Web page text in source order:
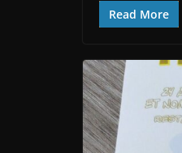
Read More